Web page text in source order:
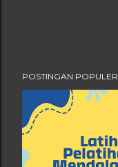
POSTINGAN POPULER